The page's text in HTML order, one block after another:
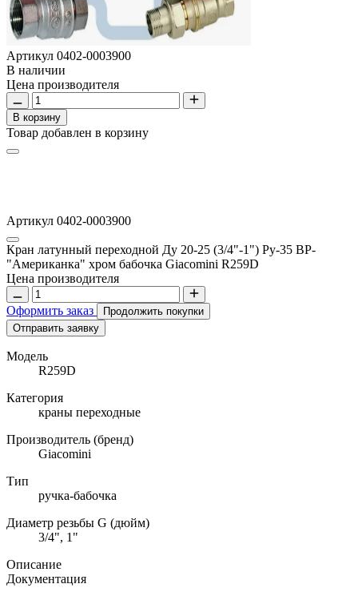
Артикул 0402-0003900
В наличии
Цена производителя
В корзину
Товар добавлен в корзину
Артикул 0402-0003900
Кран латунный переходной Ду 20-25 (3/4"-1") Ру-35 ВР-
"Американка" хром бабочка Giacomini R259D
Цена производителя
Оформить заказ
Продолжить покупки
Отправить заявку
Модель
R259D
Категория
краны переходные
Производитель (бренд)
Giacomini
Тип
ручка-бабочка
Диаметр резьбы G (дюйм)
3/4", 1"
Описание
Документация